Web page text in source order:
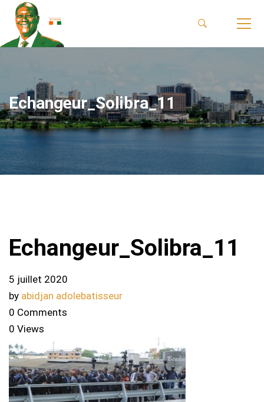
Echangeur_Solibra_11
Echangeur_Solibra_11
5 juillet 2020
by abidjan adolebatisseur
0 Comments
0 Views